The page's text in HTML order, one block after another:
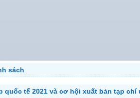
sách
quốc tế 2021 và cơ hội xuất bản tạp chí